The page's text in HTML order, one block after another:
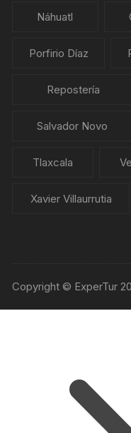
Náhuatl
Porfirio Díaz
Repostería
Salvador Novo
Tlaxcala
Xavier Villaurrutia
Copyright © ExperTur